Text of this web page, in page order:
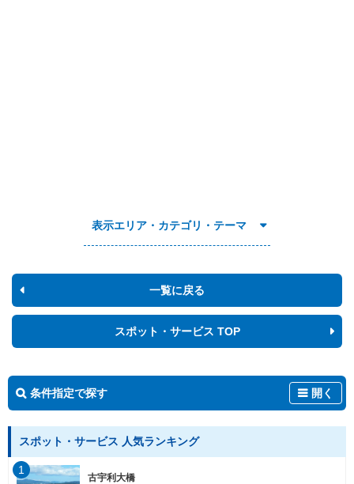
表示エリア・カテゴリ・テーマ
一覧に戻る
スポット・サービス TOP
条件指定で探す 開く
スポット・サービス 人気ランキング
古宇利大橋
1